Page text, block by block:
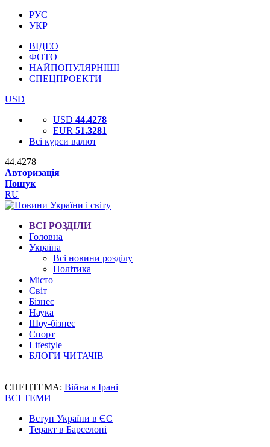
РУС
УКР
ВІДЕО
ФОТО
НАЙПОПУЛЯРНІШІ
СПЕЦПРОЕКТИ
USD
USD 44.4278
EUR 51.3281
Всі курси валют
44.4278
Авторизація
Пошук
RU
ВСІ РОЗДІЛИ
Головна
Україна
Всі новини розділу
Політика
Місто
Світ
Бізнес
Наука
Шоу-бізнес
Спорт
Lifestyle
БЛОГИ ЧИТАЧІВ
СПЕЦТЕМА: Війна в Ірані
ВСІ ТЕМИ
Вступ України в ЄС
Теракт в Барселоні